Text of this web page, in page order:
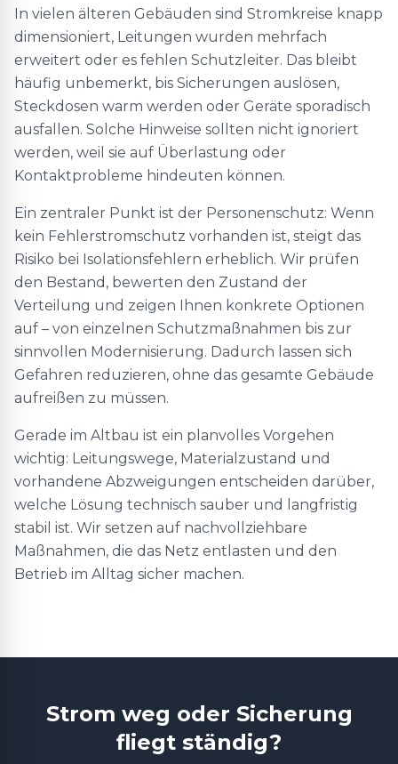
In vielen älteren Gebäuden sind Stromkreise knapp
dimensioniert, Leitungen wurden mehrfach
erweitert oder es fehlen Schutzleiter. Das bleibt
häufig unbemerkt, bis Sicherungen auslösen,
Steckdosen warm werden oder Geräte sporadisch
ausfallen. Solche Hinweise sollten nicht ignoriert
werden, weil sie auf Überlastung oder
Kontaktprobleme hindeuten können.
Ein zentraler Punkt ist der Personenschutz: Wenn
kein Fehlerstromschutz vorhanden ist, steigt das
Risiko bei Isolationsfehlern erheblich. Wir prüfen
den Bestand, bewerten den Zustand der
Verteilung und zeigen Ihnen konkrete Optionen
auf – von einzelnen Schutzmaßnahmen bis zur
sinnvollen Modernisierung. Dadurch lassen sich
Gefahren reduzieren, ohne das gesamte Gebäude
aufreißen zu müssen.
Gerade im Altbau ist ein planvolles Vorgehen
wichtig: Leitungswege, Materialzustand und
vorhandene Abzweigungen entscheiden darüber,
welche Lösung technisch sauber und langfristig
stabil ist. Wir setzen auf nachvollziehbare
Maßnahmen, die das Netz entlasten und den
Betrieb im Alltag sicher machen.
Strom weg oder Sicherung
fliegt ständig?